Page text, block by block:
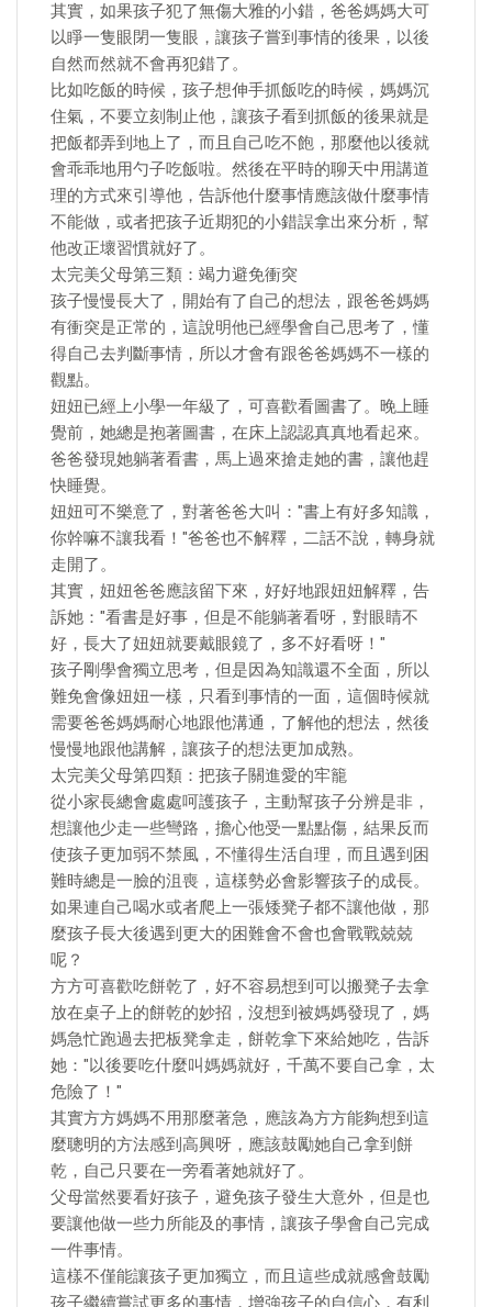
其實，如果孩子犯了無傷大雅的小錯，爸爸媽媽大可
以睜一隻眼閉一隻眼，讓孩子嘗到事情的後果，以後
自然而然就不會再犯錯了。
比如吃飯的時候，孩子想伸手抓飯吃的時候，媽媽沉
住氣，不要立刻制止他，讓孩子看到抓飯的後果就是
把飯都弄到地上了，而且自己吃不飽，那麼他以後就
會乖乖地用勺子吃飯啦。然後在平時的聊天中用講道
理的方式來引導他，告訴他什麼事情應該做什麼事情
不能做，或者把孩子近期犯的小錯誤拿出來分析，幫
他改正壞習慣就好了。
太完美父母第三類：竭力避免衝突
孩子慢慢長大了，開始有了自己的想法，跟爸爸媽媽
有衝突是正常的，這說明他已經學會自己思考了，懂
得自己去判斷事情，所以才會有跟爸爸媽媽不一樣的
觀點。
妞妞已經上小學一年級了，可喜歡看圖書了。晚上睡
覺前，她總是抱著圖書，在床上認認真真地看起來。
爸爸發現她躺著看書，馬上過來搶走她的書，讓他趕
快睡覺。
妞妞可不樂意了，對著爸爸大叫："書上有好多知識，
你幹嘛不讓我看！"爸爸也不解釋，二話不說，轉身就
走開了。
其實，妞妞爸爸應該留下來，好好地跟妞妞解釋，告
訴她："看書是好事，但是不能躺著看呀，對眼睛不
好，長大了妞妞就要戴眼鏡了，多不好看呀！"
孩子剛學會獨立思考，但是因為知識還不全面，所以
難免會像妞妞一樣，只看到事情的一面，這個時候就
需要爸爸媽媽耐心地跟他溝通，了解他的想法，然後
慢慢地跟他講解，讓孩子的想法更加成熟。
太完美父母第四類：把孩子關進愛的牢籠
從小家長總會處處呵護孩子，主動幫孩子分辨是非，
想讓他少走一些彎路，擔心他受一點點傷，結果反而
使孩子更加弱不禁風，不懂得生活自理，而且遇到困
難時總是一臉的沮喪，這樣勢必會影響孩子的成長。
如果連自己喝水或者爬上一張矮凳子都不讓他做，那
麼孩子長大後遇到更大的困難會不會也會戰戰兢兢
呢？
方方可喜歡吃餅乾了，好不容易想到可以搬凳子去拿
放在桌子上的餅乾的妙招，沒想到被媽媽發現了，媽
媽急忙跑過去把板凳拿走，餅乾拿下來給她吃，告訴
她："以後要吃什麼叫媽媽就好，千萬不要自己拿，太
危險了！"
其實方方媽媽不用那麼著急，應該為方方能夠想到這
麼聰明的方法感到高興呀，應該鼓勵她自己拿到餅
乾，自己只要在一旁看著她就好了。
父母當然要看好孩子，避免孩子發生大意外，但是也
要讓他做一些力所能及的事情，讓孩子學會自己完成
一件事情。
這樣不僅能讓孩子更加獨立，而且這些成就感會鼓勵
孩子繼續嘗試更多的事情，增強孩子的自信心，有利